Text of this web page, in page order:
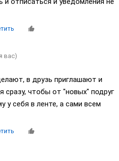
вас)
в друзь приглашают и
сразу, чтобы от "новых" подруг
у себя в ленте, а сами всем